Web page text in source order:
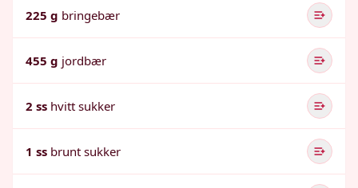
225 g bringebær
455 g jordbær
2 ss hvitt sukker
1 ss brunt sukker